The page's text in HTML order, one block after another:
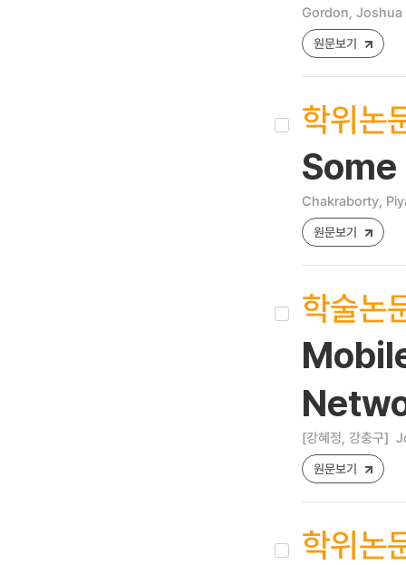
Gordon, Joshua
원문보기
학위논
Chakraborty,
원문보기
학술논
[강혜정, 강충구]
원문보기
학위논